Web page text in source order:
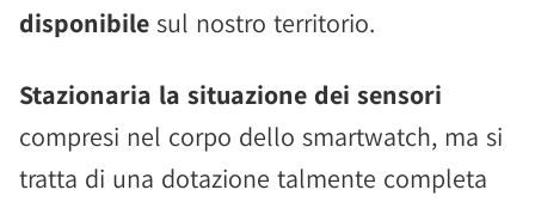
disponibile sul nostro territorio.
Stazionaria la situazione dei sensori
compresi nel corpo dello smartwatch, ma si
tratta di una dotazione talmente completa